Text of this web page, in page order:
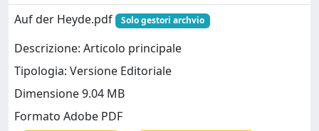
Auf der Heyde.pdf
Solo gestori archvio
Descrizione: Articolo principale
Tipologia: Versione Editoriale
Dimensione 9.04 MB
Formato Adobe PDF